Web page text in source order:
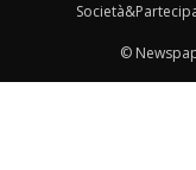
©